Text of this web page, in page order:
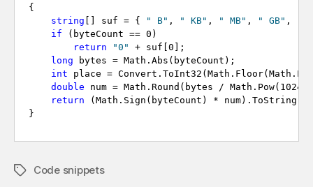
{
string [] suf = { " B" , " KB" , " MB" , " GB" ,
if (byteCount == 0)
return
"0"
+ suf[0];
long bytes = Math.Abs(byteCount);
int place =
double num = Math.Round(bytes /
return (Math.Sign(byteCount) *
}
EtiketterCode snippets